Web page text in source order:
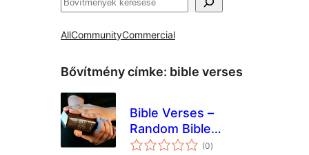
AllCommunityCommercial
Bővítmény címke: bible verses
Bible Verses –
Random Bible
Verses
(0értékelés
összesen
)